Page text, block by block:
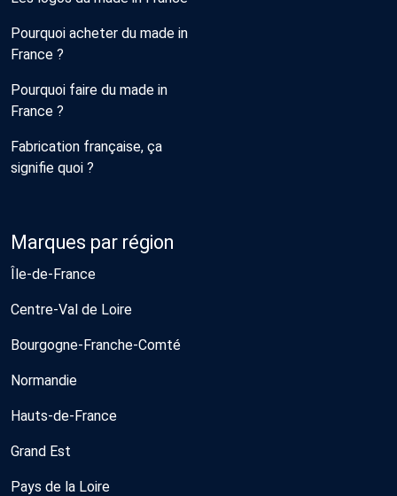
Pourquoi acheter du made in
France ?
Pourquoi faire du made in
France ?
Fabrication française, ça
signifie quoi ?
Marques par région
Île-de-France
Centre-Val de Loire
Bourgogne-Franche-Comté
Normandie
Hauts-de-France
Grand Est
Pays de la Loire